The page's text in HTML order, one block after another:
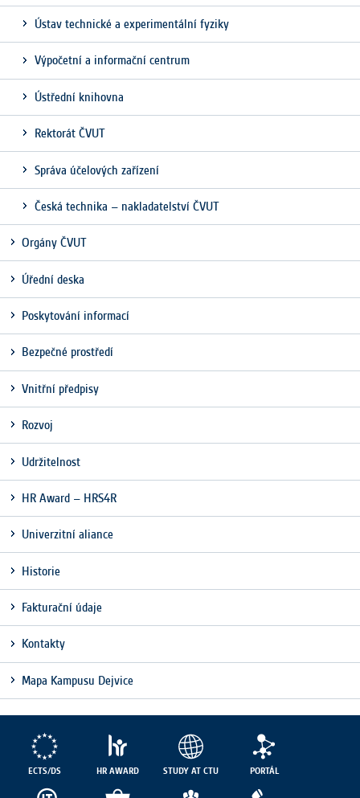
Ústav technické a experimentální fyziky
Výpočetní a informační centrum
Ústřední knihovna
Rektorát ČVUT
Správa účelových zařízení
Česká technika – nakladatelství ČVUT
Orgány ČVUT
Úřední deska
Poskytování informací
Bezpečné prostředí
Vnitřní předpisy
Rozvoj
Udržitelnost
HR Award – HRS4R
Univerzitní aliance
Historie
Fakturační údaje
Kontakty
Mapa Kampusu Dejvice
ECTS/DS HR AWARD STUDY AT CTU PORTÁL